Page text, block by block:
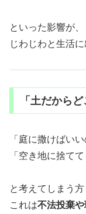
といった影響が、
じわじわと生活に
「土だから
「庭に撒けばいい
「空き地に捨て
と考えてしまう方
これは不法投棄